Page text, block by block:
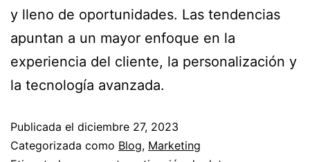
y lleno de oportunidades. Las tendencias
apuntan a un mayor enfoque en la
experiencia del cliente, la personalización y
la tecnología avanzada.
Publicada el diciembre 27, 2023
Categorizada como Blog, Marketing